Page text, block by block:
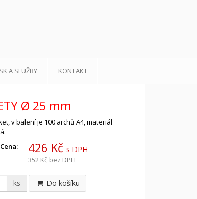
A SLUŽBY KONTAKT
Ø 25 mm
v balení je 100 archů A4, materiál
Cena:
426 Kč s DPH
352 Kč bez DPH
ks Do košíku